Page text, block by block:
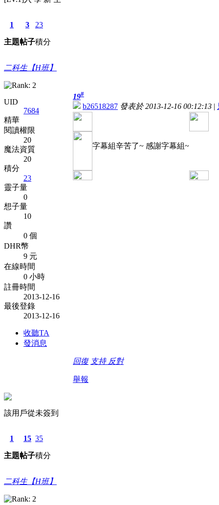
1
主題
3
帖子
23
積分
二科生【H班】
UID
7684
精華
閱讀權限
20
魔法資質
20
積分
23
靈子量
0
想子量
10
讚
0 個
DHR幣
9 元
在線時間
0 小時
註冊時間
2013-12-16
最後登錄
2013-12-16
收聽TA
發消息
19#
b26518287 發表於 2013-12-16 00:12:13 |
字幕組辛苦了~ 感謝字幕組~
回復 支持 反對
舉報
該用戶從未簽到
1
主題
15
帖子
35
積分
二科生【H班】